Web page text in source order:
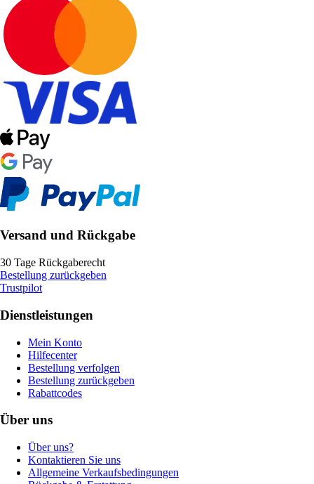
Versand und Rückgabe
30 Tage Rückgaberecht
Bestellung zurückgeben
Trustpilot
Dienstleistungen
Mein Konto
Hilfecenter
Bestellung verfolgen
Bestellung zurückgeben
Rabattcodes
Über uns
Über uns?
Kontaktieren Sie uns
Allgemeine Verkaufsbedingungen